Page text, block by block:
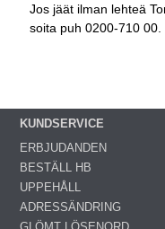
Jos jäät ilman lehteä
soita puh 0200-710 00.
KUNDSERVICE
ERBJUDANDEN
BESTÄLL HB
UPPEHÅLL
ADRESSÄNDRING